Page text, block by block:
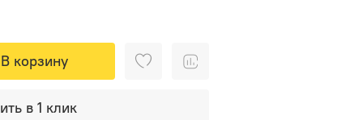
В корзину
в 1 клик